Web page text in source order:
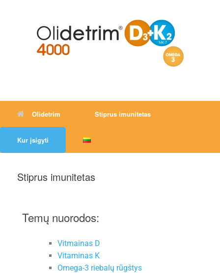
Olidetrim Stiprus imunitetas
Kur įsigyti
Stiprus imunitetas
Temų nuorodos:
Vitmainas D
Vitaminas K
Omega-3 riebalų rūgštys